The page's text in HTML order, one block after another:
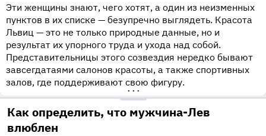
Эти женщины знают, чего хотят, а один из неизменных
пунктов в их списке — безупречно выглядеть. Красота
Львиц — это не только природные данные, но и
результат их упорного труда и ухода над собой.
Представительницы этого созвездия нередко бывают
завсегдатаями салонов красоты, а также спортивных
залов, где поддерживают свою фигуру.
•••
Как определить, что мужчина-Лев
влюблен